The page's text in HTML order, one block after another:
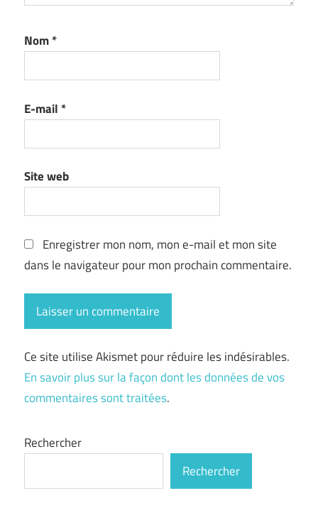
Nom*
E-mail *
Site web
Enregistrer mon nom, mon e-mail et mon site
dans le navigateur pour mon prochain commentaire.
Ce site utilise Akismet pour réduire les indésirables.
En savoir plus sur la façon dont les données de vos
commentaires sont traitées.
Rechercher
Rechercher